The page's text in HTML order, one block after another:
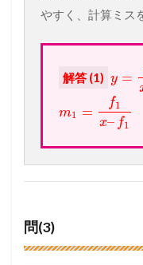
やすく、計算ミス
解答 (1) y =
m1 =
f1
x– f1
問(3)